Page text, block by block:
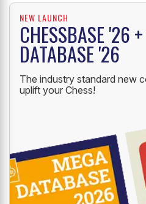
NEW LAUNCH
CHESSBASE '26
DATABASE '26
The industry standard new
uplift your Chess!